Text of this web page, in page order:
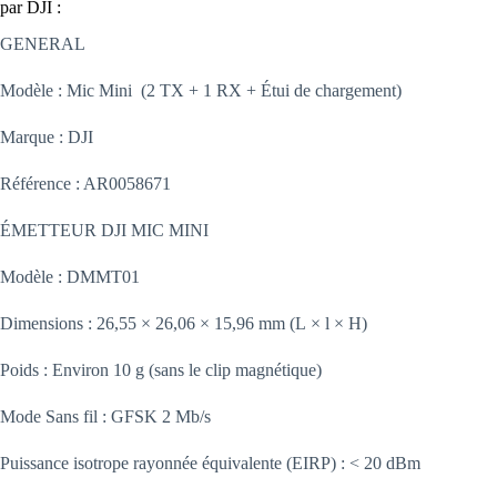
par DJI :
GENERAL
Modèle : Mic Mini (2 TX + 1 RX + Étui de chargement)
Marque : DJI
Référence : AR0058671
ÉMETTEUR DJI MIC MINI
Modèle : DMMT01
Dimensions : 26,55 × 26,06 × 15,96 mm (L × l × H)
Poids : Environ 10 g (sans le clip magnétique)
Mode Sans fil : GFSK 2 Mb/s
Puissance isotrope rayonnée équivalente (EIRP) : < 20 dBm